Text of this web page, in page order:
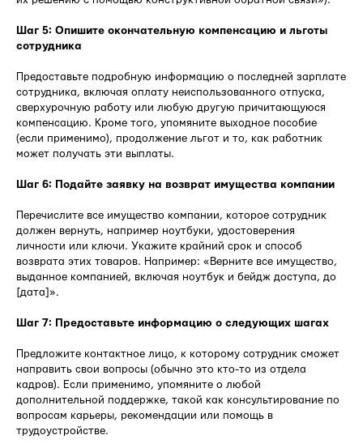
Шаг 5: Опишите окончательную компенсацию и льготы
сотрудника
Предоставьте подробную информацию о последней зарплате
сотрудника, включая оплату неиспользованного отпуска,
сверхурочную работу или любую другую причитающуюся
компенсацию. Кроме того, упомяните выходное пособие
(если применимо), продолжение льгот и то, как работник
может получать эти выплаты.
Шаг 6: Подайте заявку на возврат имущества компании
Перечислите все имущество компании, которое сотрудник
должен вернуть, например ноутбуки, удостоверения
личности или ключи. Укажите крайний срок и способ
возврата этих товаров. Например: «Верните все имущество,
выданное компанией, включая ноутбук и бейдж доступа, до
[дата]».
Шаг 7: Предоставьте информацию о следующих шагах
Предложите контактное лицо, к которому сотрудник сможет
направить свои вопросы (обычно это кто-то из отдела
кадров). Если применимо, упомяните о любой
дополнительной поддержке, такой как консультирование по
вопросам карьеры, рекомендации или помощь в
трудоустройстве.